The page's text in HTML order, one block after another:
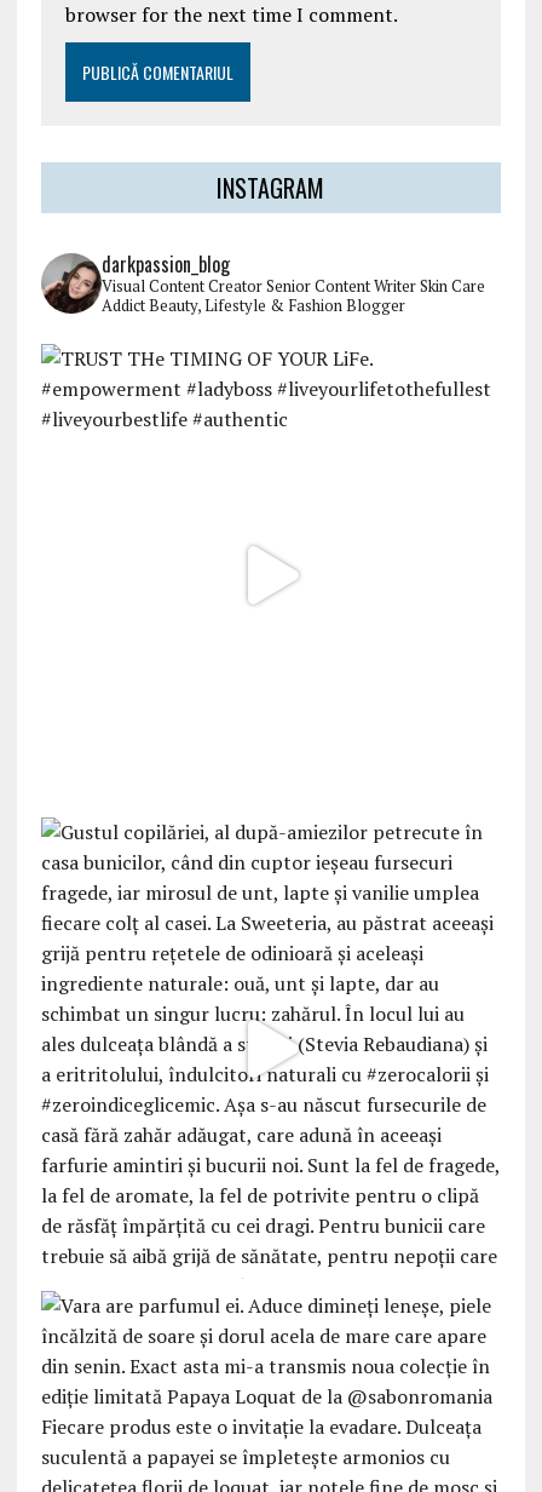
browser for the next time I comment.
INSTAGRAM
darkpassion_blog
Visual Content CreatorSenior Content WriterSkin Care
AddictBeauty, Lifestyle & Fashion Blogger